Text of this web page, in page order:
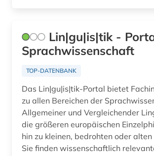
Lin|gu|is|tik -
Sprachwissenschaft
TOP-DATENBANK
Das Lin|gu|is|tik-Portal bietet
zu allen Bereichen der
Allgemeiner und Vergleichender
die größeren europäischen
hin zu kleinen, bedrohten oder alten
Sie finden wissenschaftlich